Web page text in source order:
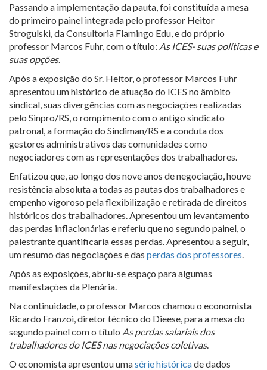
Passando a implementação da pauta, foi constituída a mesa
do primeiro painel integrada pelo professor Heitor
Strogulski, da Consultoria Flamingo Edu, e do próprio
professor Marcos Fuhr, com o título: As ICES- suas políticas e
suas opções.
Após a exposição do Sr. Heitor, o professor Marcos Fuhr
apresentou um histórico de atuação do ICES no âmbito
sindical, suas divergências com as negociações realizadas
pelo Sinpro/RS, o rompimento com o antigo sindicato
patronal, a formação do Sindiman/RS e a conduta dos
gestores administrativos das comunidades como
negociadores com as representações dos trabalhadores.
Enfatizou que, ao longo dos nove anos de negociação, houve
resistência absoluta a todas as pautas dos trabalhadores e
empenho vigoroso pela flexibilização e retirada de direitos
históricos dos trabalhadores. Apresentou um levantamento
das perdas inflacionárias e referiu que no segundo painel, o
palestrante quantificaria essas perdas. Apresentou a seguir,
um resumo das negociações e das perdas dos professores
Após as exposições, abriu-se espaço para algumas
manifestações da Plenária.
Na continuidade, o professor Marcos chamou o economista
Ricardo Franzoi, diretor técnico do Dieese, para a mesa do
segundo painel com o título As perdas salariais dos
trabalhadores do ICES nas negociações coletivas.
O economista apresentou umasérie históricade dados